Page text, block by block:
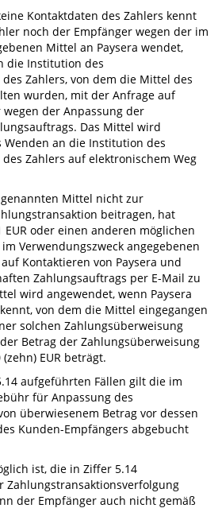
Kontaktdaten des Zahlers kennt
noch der Empfänger wegen der im
Mittel an Paysera wendet,
die Institution des
Zahlers, von dem die Mittel des
wurden, mit der Anfrage auf
der Anpassung der
Das Mittel wird
Wenden an die Institution des
Zahlers auf elektronischem Weg
Mittel nicht zur
beitragen, hat
EUR oder einen anderen möglichen
Verwendungszweck angegebenen
Kontaktieren von Paysera und
Zahlungsauftrags per E-Mail zu
wird angewendet, wenn Paysera
von dem die Mittel eingegangen
solchen Zahlungsüberweisung
Betrag der Zahlungsüberweisung
EUR beträgt.
aufgeführten Fällen gilt die im
für Anpassung des
überwiesenem Betrag vor dessen
Kunden-Empfängers abgebucht
ist, die in Ziffer 5.14
der Empfänger auch nicht gemäß